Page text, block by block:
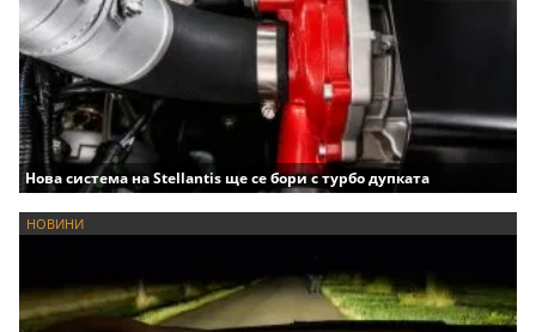
Нова система на Stellantis ще се бори с турбо дупката
НОВИНИ